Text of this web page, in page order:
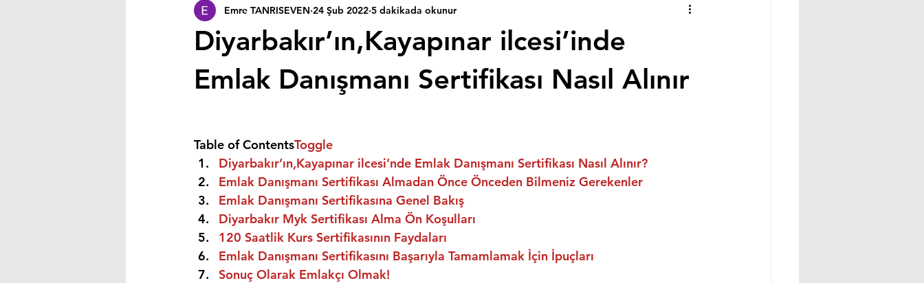
Diyarbakır’ın,Kayapınar ilcesi’inde
Emlak Danışmanı Sertifikası Nasıl Alınır
Emre TANRISEVEN 24 Şub 2022 5 dakikada okunur
Table of ContentsToggle
Diyarbakır’ın,Kayapınar ilcesi’nde Emlak Danışmanı Sertifikası Nasıl Alınır?
Emlak Danışmanı Sertifikası Almadan Önce Önceden Bilmeniz Gerekenler
Emlak Danışmanı Sertifikasına Genel Bakış
Diyarbakır Myk Sertifikası Alma Ön Koşulları
120 Saatlik Kurs Sertifikasının Faydaları
Emlak Danışmanı Sertifikasını Başarıyla Tamamlamak İçin İpuçları
Sonuç Olarak Emlakçı Olmak!